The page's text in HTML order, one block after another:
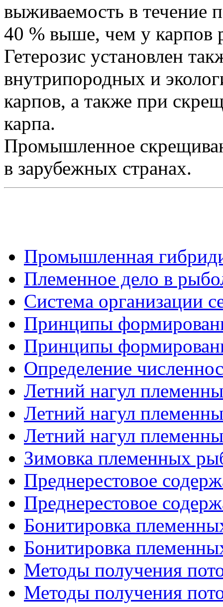
выживаемость в течение
40 % выше, чем у карпов
Гетерозис установлен
внутрипородных и
карпов, а также при
карпа.
Промышленное
в зарубежных странах.
Промышленная
Племенное дело в
Система организации
Принципы
Принципы
Определение
Летний нагул
Летний нагул
Летний нагул
Зимовка племенных
Преднерестовое
Преднерестовое
Бонитировка
Бонитировка
Методы получения
Методы получения